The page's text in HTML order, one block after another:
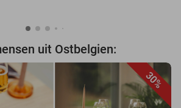
uit Ostbelgien:
30%